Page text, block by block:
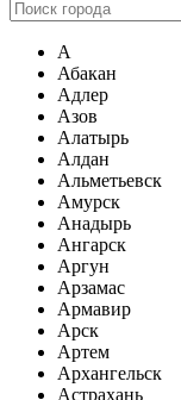
А
Абакан
Адлер
Азов
Алатырь
Алдан
Альметьевск
Амурск
Анадырь
Ангарск
Аргун
Арзамас
Армавир
Арск
Артем
Архангельск
Астрахань